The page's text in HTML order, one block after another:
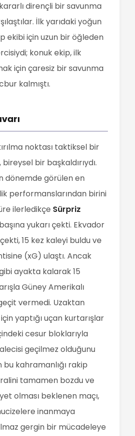
dirençli bir savunma
İlk yarıdaki yoğun
ekibi için uzun bir öğleden
konuk ekip, ilk
için çaresiz bir savunma
kalmıştı.
noktası taktiksel bir
bir başkaldırıydı.
dönemde görülen en
performanslarından birini
ilerledikçe Sürpriz
yukarı çekti. Ekvador
15 kez kaleyi buldu ve
(xG) ulaştı. Ancak
ayakta kalarak 15
Güney Amerikalı
vermedi. Uzaktan
yaptığı uçan kurtarışlar
cesur bloklarıyla
geçilmez olduğunu
bu kahramanlığı rakip
tamamen bozdu ve
olması beklenen maçı,
inanmaya
gergin bir mücadeleye